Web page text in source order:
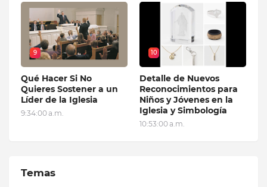
9
Qué Hacer Si No
Quieres Sostener a un
Líder de la Iglesia
9:34:00 a.m.
10
Detalle de Nuevos
Reconocimientos para
Niños y Jóvenes en la
Iglesia y Simbología
10:53:00 a.m.
Temas